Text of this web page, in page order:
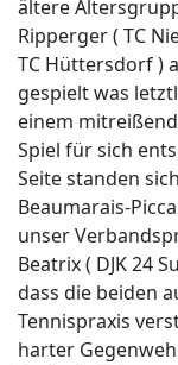
ältere
Ripperger ( TC
TC Hüttersdorf )
gespielt was
einem
Spiel für sich
Seite standen
Beaumarais-
unser
Beatrix ( DJK 24
dass die beiden
Tennispraxis
harter